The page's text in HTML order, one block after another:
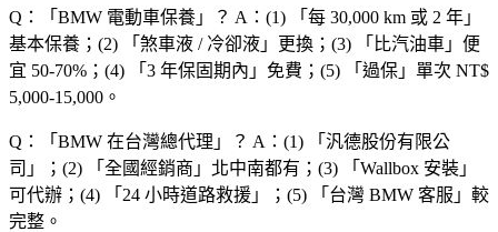
Q：「 BMW 電動車保養 」？ A：(1) 「 每 30,000 km 或 2 年 」
基本保養；(2) 「 煞車液 / 冷卻液 」更換；(3) 「 比汽油車 」便
宜 50-70%；(4) 「 3 年保固期內 」免費；(5) 「 過保 」單次 NT$
5,000-15,000。
Q：「 BMW 在台灣總代理 」？ A：(1) 「 汎德股份有限公
司 」；(2) 「 全國經銷商 」北中南都有；(3) 「 Wallbox 安裝 」
可代辦；(4) 「 24 小時道路救援 」；(5) 「 台灣 BMW 客服 」較
完整。